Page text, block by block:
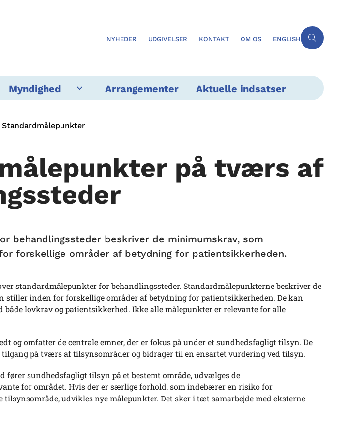
NYHEDER UDGIVELSER KONTAKT OM OS ENGLISH
Myndighed Arrangementer Aktuelle indsatser
Standardmålepunkter
på tværs af
behandlingssteder beskriver de minimumskrav, som
forskellige områder af betydning for patientsikkerheden.
standardmålepunkter for behandlingssteder. Standardmålepunkterne beskriver de
stiller inden for forskellige områder af betydning for patientsikkerheden. De kan
både lovkrav og patientsikkerhed. Ikke alle målepunkter er relevante for alle
og omfatter de centrale emner, der er fokus på under et sundhedsfagligt tilsyn. De
på tværs af tilsynsområder og bidrager til en ensartet vurdering ved tilsyn.
fører sundhedsfagligt tilsyn på et bestemt område, udvælges de
for området. Hvis der er særlige forhold, som indebærer en risiko for
udvikles nye målepunkter. Det sker i tæt samarbejde med eksterne